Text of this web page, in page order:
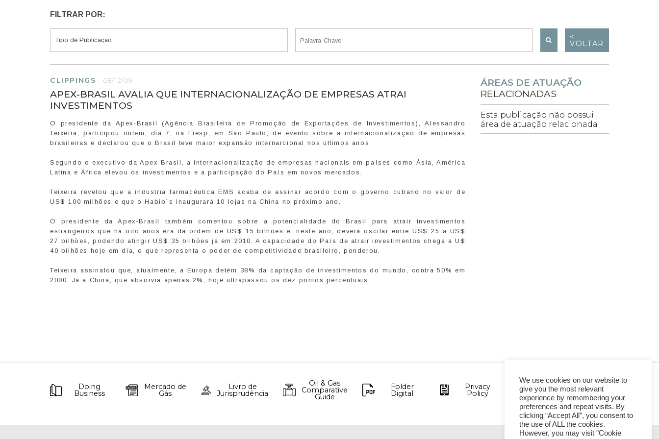
FILTRAR POR:
<
VOLTAR
CLIPPINGS -08/12/09
APEX-BRASIL AVALIA QUE INTERNACIONALIZAÇÃO DE EMPRESAS ATRAI
INVESTIMENTOS
O presidente da Apex-Brasil (Agência Brasileira de Promoção de Exportações de Investimentos), Alessandro
Teixeira, participou ontem, dia 7, na Fiesp, em São Paulo, de evento sobre a internacionalização de empresas
brasileiras e declarou que o Brasil teve maior expansão internarcional nos últimos anos.
Segundo o executivo da Apex-Brasil, a internacionalização de empresas nacionais em países como Ásia, América
Latina e África elevou os investimentos e a participação do País em novos mercados.
Teixeira revelou que a indústria farmacêutica EMS acaba de assinar acordo com o governo cubano no valor de
US$ 100 milhões e que o Habib´s inaugurará 10 lojas na China no próximo ano.
O presidente da Apex-Brasil também comentou sobre a potencialidade do Brasil para atrair investimentos
estrangeiros que há oito anos era da ordem de US$ 15 bilhões e, neste ano, deverá oscilar entre US$ 25 a US$
27 bilhões, podendo atingir US$ 35 bilhões já em 2010. A capacidade do País de atrair investimentos chega a U$
40 bilhões hoje em dia, o que representa o poder de competitividade brasileiro, ponderou.
Teixeira assinalou que, atualmente, a Europa detém 38% da captação de investimentos do mundo, contra 50% em
2000. Já a China, que absorvia apenas 2%, hoje ultrapassou os dez pontos percentuais.
ÁREAS DE ATUAÇÃO
RELACIONADAS
Esta publicação não possui
área de atuação relacionada
Doing
Business
Mercado de
Gás
Livro de
Jurisprudência
Oil & Gas
Comparative
Guide
Folder
Digital
Privacy
Policy
We use cookies on our website to
give you the most relevant
experience by remembering your
preferences and repeat visits. By
clicking “Accept All”, you consent to
the use of ALL the cookies.
However, you may visit "Cookie